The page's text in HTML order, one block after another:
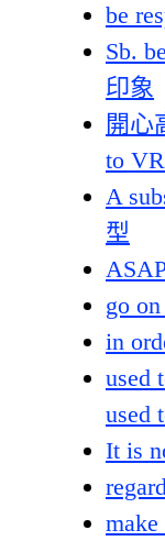
be
Sb.
印象
開心
to VR
A
型
go
in
used
used
It is